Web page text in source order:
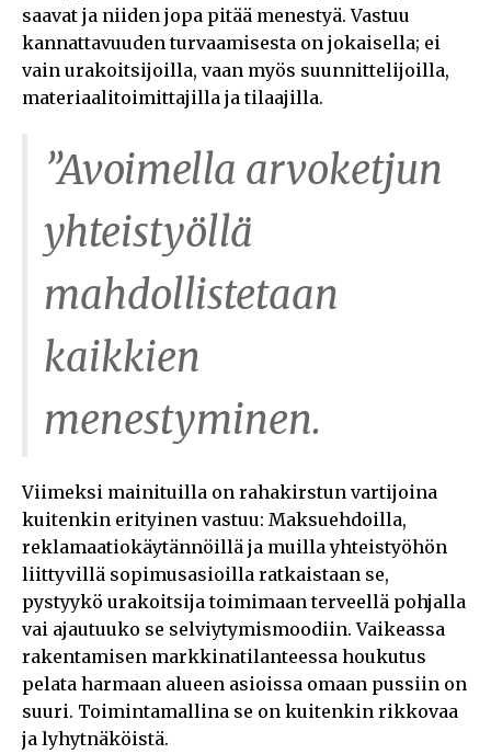
saavat ja niiden jopa pitää menestyä. Vastuu
kannattavuuden turvaamisesta on jokaisella; ei
vain urakoitsijoilla, vaan myös suunnittelijoilla,
materiaalitoimittajilla ja tilaajilla.
”Avoimella arvoketjun
yhteistyöllä
mahdollistetaan
kaikkien
menestyminen.
Viimeksi mainituilla on rahakirstun vartijoina
kuitenkin erityinen vastuu: Maksuehdoilla,
reklamaatiokäytännöillä ja muilla yhteistyöhön
liittyvillä sopimusasioilla ratkaistaan se,
pystyykö urakoitsija toimimaan terveellä pohjalla
vai ajautuuko se selviytymismoodiin. Vaikeassa
rakentamisen markkinatilanteessa houkutus
pelata harmaan alueen asioissa omaan pussiin on
suuri. Toimintamallina se on kuitenkin rikkovaa
ja lyhytnäköistä.